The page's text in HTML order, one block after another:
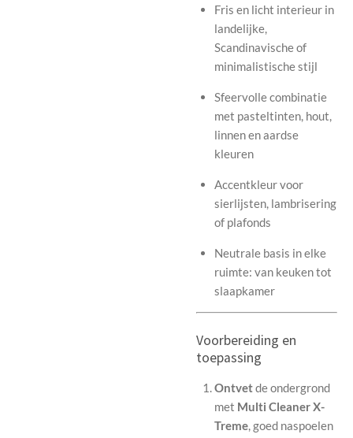
Fris en licht interieur in
landelijke,
Scandinavische of
minimalistische stijl
Sfeervolle combinatie
met pasteltinten, hout,
linnen en aardse
kleuren
Accentkleur voor
sierlijsten, lambrisering
of plafonds
Neutrale basis in elke
ruimte: van keuken tot
slaapkamer
Voorbereiding en
toepassing
Ontvetde ondergrond
met Multi Cleaner X-
Treme, goed naspoelen